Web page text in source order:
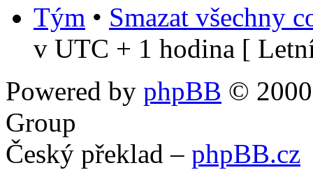
Tým • Smazat všechny
v UTC + 1 hodina [
Powered by phpBB ©
Group
Český překlad – phpBB.cz